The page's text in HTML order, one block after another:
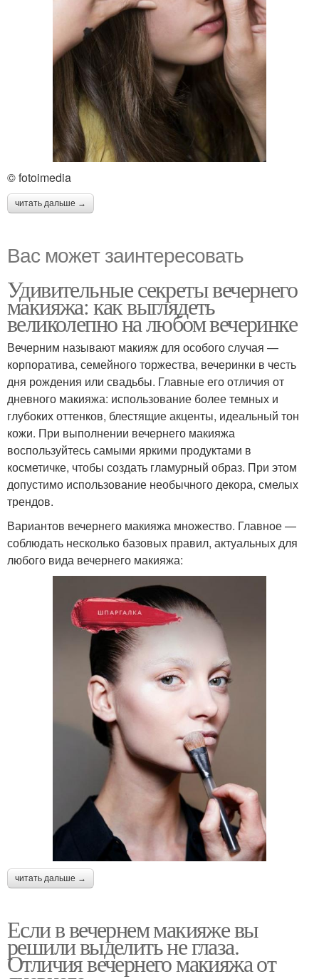
© fotoimedia
читать дальше →
Вас может заинтересовать
Удивительные секреты вечернего
макияжа: как выглядеть
великолепно на любом вечеринке
Вечерним называют макияж для особого случая —
корпоратива, семейного торжества, вечеринки в честь
дня рождения или свадьбы. Главные его отличия от
дневного макияжа: использование более темных и
глубоких оттенков, блестящие акценты, идеальный тон
кожи. При выполнении вечернего макияжа
воспользуйтесь самыми яркими продуктами в
косметичке, чтобы создать гламурный образ. При этом
допустимо использование необычного декора, смелых
трендов.
Вариантов вечернего макияжа множество. Главное —
соблюдать несколько базовых правил, актуальных для
любого вида вечернего макияжа:
читать дальше →
Если в вечернем макияже вы
решили выделить не глаза.
Отличия вечернего макияжа от